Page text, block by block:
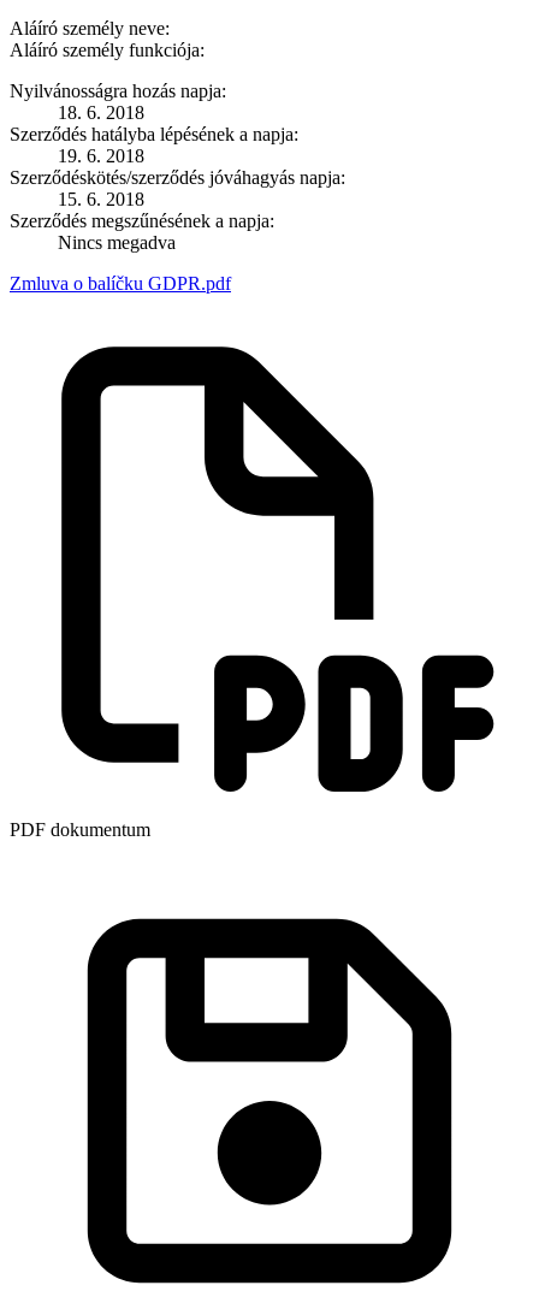
Aláíró személy neve:
Aláíró személy funkciója:
Nyilvánosságra hozás napja:
18. 6. 2018
Szerződés hatályba lépésének a napja:
19. 6. 2018
Szerződéskötés/szerződés jóváhagyás napja:
15. 6. 2018
Szerződés megszűnésének a napja:
Nincs megadva
Zmluva o balíčku GDPR.pdf
PDF dokumentum